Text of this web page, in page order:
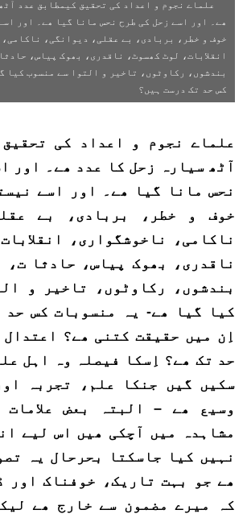
علماے نجوم و اعداد کی تحقیق کیمطابق عدد
ھے۔ اور اسے زحل کی طرح نحس مانا گیا ھے۔ اور
خوف و خطر، بربادی، بے عقلی، دیوانگی،
انقلابات، لوٹ کھسوٹ، ناقدری، بھوک پیاس،
بندشوں، رکاوٹوں، تاخیر و التوا سے منسوب کیا
کس حد تک درست ہیں؟
علماے نجوم و اعداد کی
آٹھ سیارہ زحل کا عدد ھے۔ اور
نحس مانا گیا ھے۔ اور اسے
خوف و خطر، بربادی، بے
ناکامی، ناخوشگواری،
ناقدری، بھوک پیاس، حادثا ت،
بندشوں، رکاوٹوں، تاخیر و
کیا گیا ھے- یہ منسوبات کس حد
اِن میں حقیقت کتنی ھے؟
حد تک ھے؟ اِسکا فیصلہ وہ اہل
سکیں گیں جنکا علم، تجربہ
وسیع ھے – البتہ بعض
مشاہدہ میں آچکی ھیں اس لیے
نہیں کیا جاسکتا بحرحال یہ
ھے جو بہت تاریک، خوفناک اور
کہ میرے مضمون سے خارج ھے